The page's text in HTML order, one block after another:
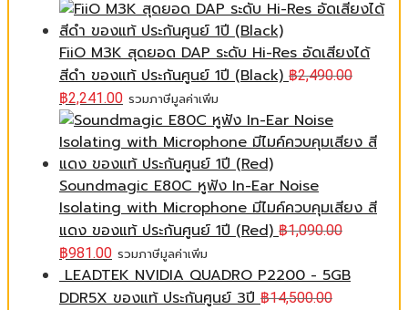
FiiO M3K สุดยอด DAP ระดับ Hi-Res อัดเสียงได้
สีดำ ของแท้ ประกันศูนย์ 1ปี (Black) ฿2,490.00
฿2,241.00 รวมภาษีมูลค่าเพิ่ม
Soundmagic E80C หูฟัง In-Ear Noise
Isolating with Microphone มีไมค์ควบคุมเสียง สี
แดง ของแท้ ประกันศูนย์ 1ปี (Red) ฿1,090.00
฿981.00 รวมภาษีมูลค่าเพิ่ม
LEADTEK NVIDIA QUADRO P2200 - 5GB
DDR5X ของแท้ ประกันศูนย์ 3ปี ฿14,500.00